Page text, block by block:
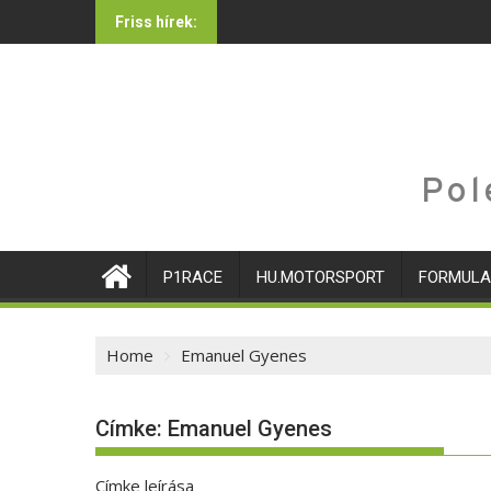
to
Friss hírek:
P1RACE HU.MOTORSPORT FORMULA
Home Emanuel Gyenes
Címke: Emanuel Gyenes
Címke leírása